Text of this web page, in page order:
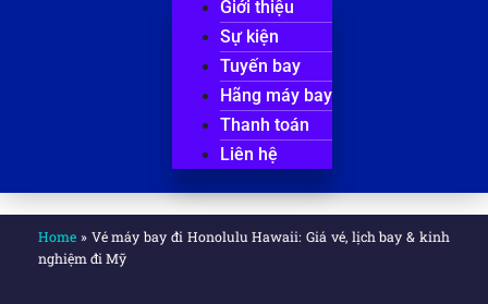
Giới thiệu
Sự kiện
Tuyến bay
Hãng máy bay
Thanh toán
Liên hệ
Home » Vé máy bay đi Honolulu Hawaii: Giá vé, lịch bay & kinh
nghiệm đi Mỹ